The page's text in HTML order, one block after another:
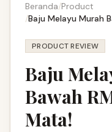
Beranda/Product
/Baju Melayu Murah
PRODUCT REVIEW
Baju
Bawah
Mata!